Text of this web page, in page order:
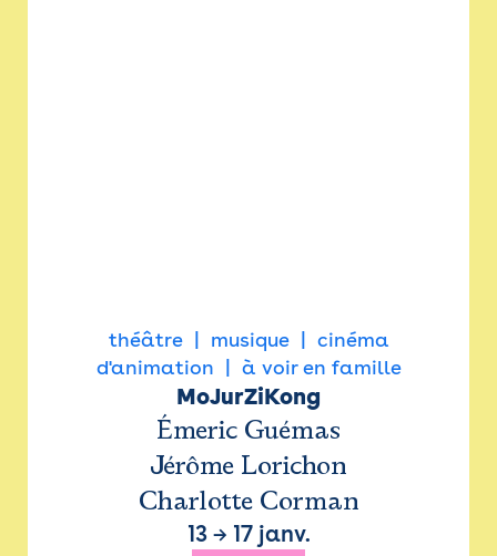
théâtre musique
cinéma
d'animation
à voir en famille
MoJurZiKong
Émeric Guémas
Jérôme Lorichon
Charlotte Corman
13→ 17 janv.